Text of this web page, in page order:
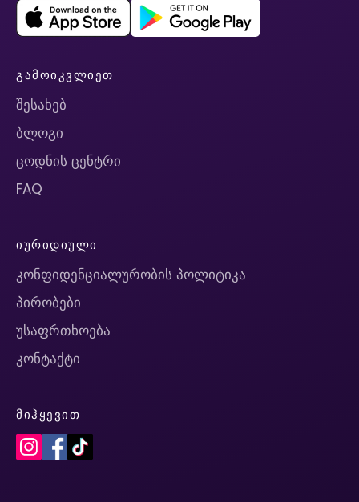
ᲒᲐᲛᲝᲘᲙᲕᲚᲘᲔᲗ
შესახებ
ბლოგი
ცოდნის ცენტრი
FAQ
ᲘᲣᲠᲘᲓᲘᲣᲚᲘ
კონფიდენციალურობის პოლიტიკა
პირობები
უსაფრთხოება
კონტაქტი
ᲛᲘᲰᲧᲔᲕᲘᲗ